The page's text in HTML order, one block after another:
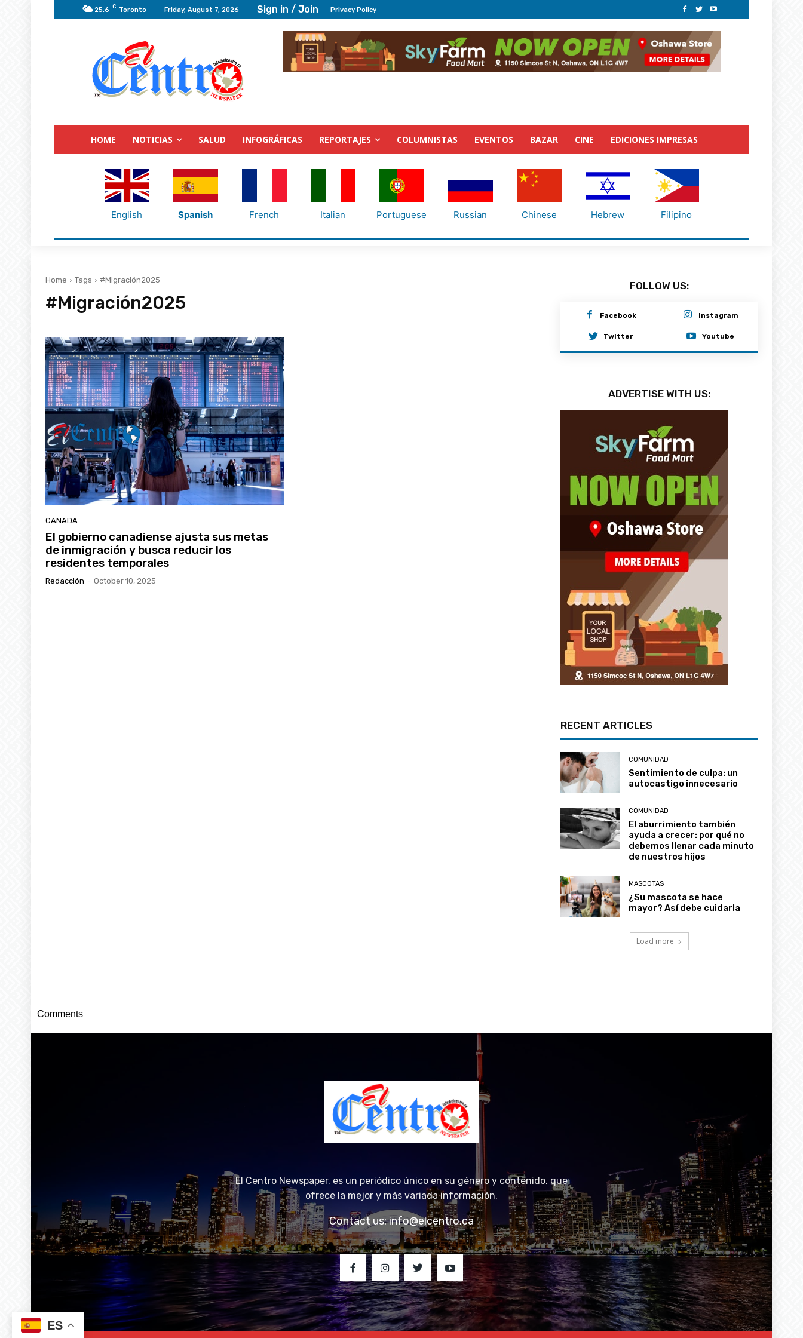
25.6 C Toronto Friday, August 7, 2026 Sign in / Join Privacy Policy
HOME NOTICIAS SALUD INFOGRÁFICAS REPORTAJES COLUMNISTAS EVENTOS BAZAR CINE EDICIONES IMPRESAS
English Spanish French Italian Portuguese Russian Chinese Hebrew Filipino
Home Tags #Migración2025
#Migración2025
CANADA
El gobierno canadiense ajusta sus metas
de inmigración y busca reducir los
residentes temporales
Redacción - October 10, 2025
FOLLOW US:
Facebook Instagram
Twitter Youtube
ADVERTISE WITH US:
RECENT ARTICLES
COMUNIDAD
Sentimiento de culpa: un
autocastigo innecesario
COMUNIDAD
El aburrimiento también
ayuda a crecer: por qué no
debemos llenar cada minuto
de nuestros hijos
MASCOTAS
¿Su mascota se hace
mayor? Así debe cuidarla
Load more
Comments
El Centro Newspaper, es un periódico único en su género y contenido, que
ofrece la mejor y más variada información.
Contact us:info@elcentro.ca
ES